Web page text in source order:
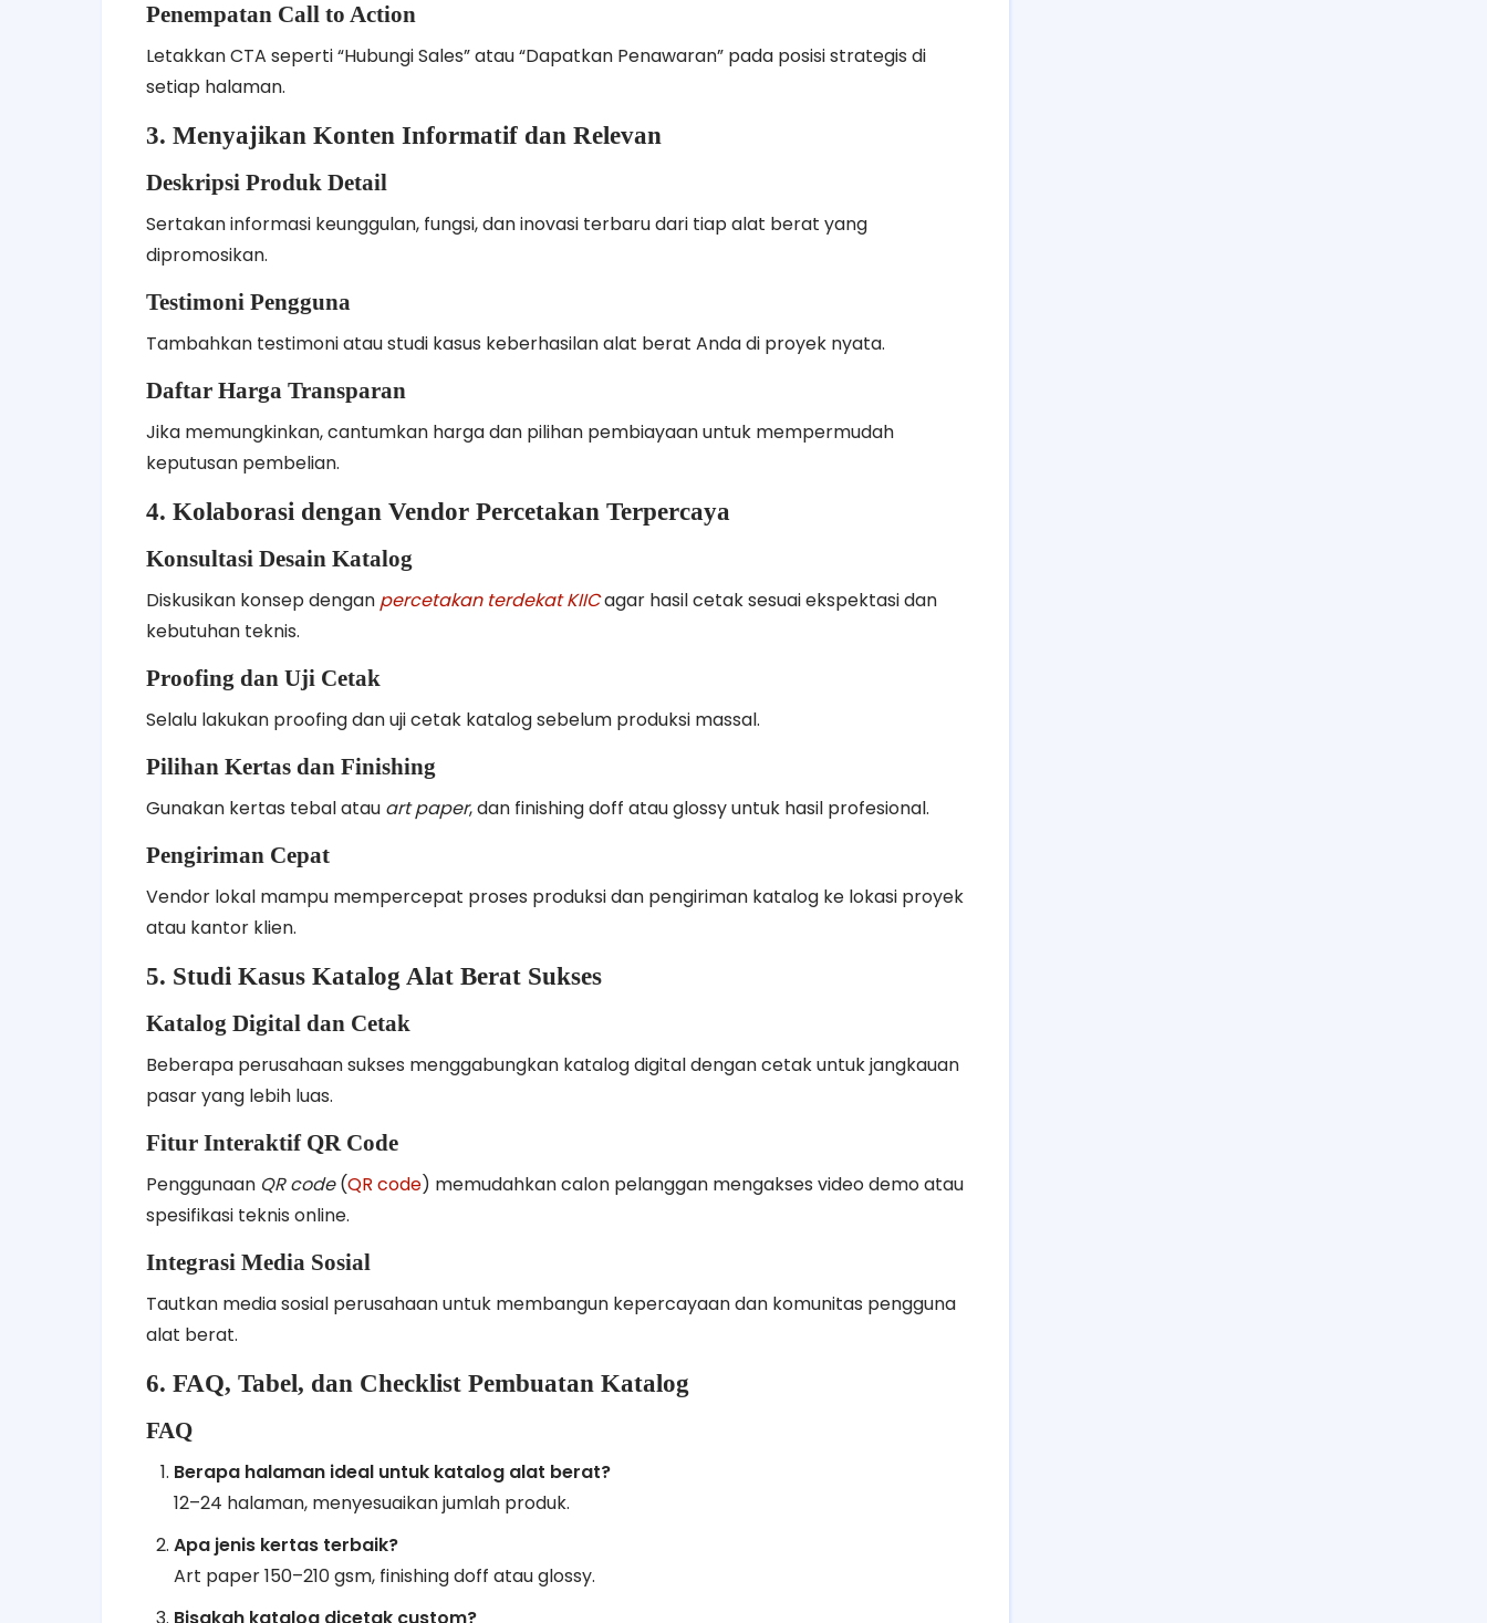
Penempatan Call to Action
Letakkan CTA seperti “Hubungi Sales” atau “Dapatkan Penawaran” pada posisi strategis di
setiap halaman.
3. Menyajikan Konten Informatif dan Relevan
Deskripsi Produk Detail
Sertakan informasi keunggulan, fungsi, dan inovasi terbaru dari tiap alat berat yang
dipromosikan.
Testimoni Pengguna
Tambahkan testimoni atau studi kasus keberhasilan alat berat Anda di proyek nyata.
Daftar Harga Transparan
Jika memungkinkan, cantumkan harga dan pilihan pembiayaan untuk mempermudah
keputusan pembelian.
4. Kolaborasi dengan Vendor Percetakan Terpercaya
Konsultasi Desain Katalog
Diskusikan konsep dengan percetakan terdekat KIICagar hasil cetak sesuai ekspektasi dan
kebutuhan teknis.
Proofing dan Uji Cetak
Selalu lakukan proofing dan uji cetak katalog sebelum produksi massal.
Pilihan Kertas dan Finishing
Gunakan kertas tebal atau art paper, dan finishing doff atau glossy untuk hasil profesional.
Pengiriman Cepat
Vendor lokal mampu mempercepat proses produksi dan pengiriman katalog ke lokasi proyek
atau kantor klien.
5. Studi Kasus Katalog Alat Berat Sukses
Katalog Digital dan Cetak
Beberapa perusahaan sukses menggabungkan katalog digital dengan cetak untuk jangkauan
pasar yang lebih luas.
Fitur Interaktif QR Code
Penggunaan QR code(QR code) memudahkan calon pelanggan mengakses video demo atau
spesifikasi teknis online.
Integrasi Media Sosial
Tautkan media sosial perusahaan untuk membangun kepercayaan dan komunitas pengguna
alat berat.
6. FAQ, Tabel, dan Checklist Pembuatan Katalog
FAQ
Berapa halaman ideal untuk katalog alat berat?
12–24 halaman, menyesuaikan jumlah produk.
Apa jenis kertas terbaik?
Art paper 150–210 gsm, finishing doff atau glossy.